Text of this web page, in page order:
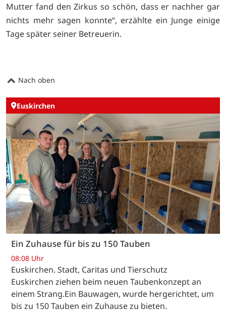
Mutter fand den Zirkus so schön, dass er nachher gar
nichts mehr sagen konnte“, erzählte ein Junge einige
Tage später seiner Betreuerin.
Nach oben
Euskirchen
Ein Zuhause für bis zu 150 Tauben
08:08 Uhr
Euskirchen. Stadt, Caritas und Tierschutz
Euskirchen ziehen beim neuen Taubenkonzept an
einem Strang.Ein Bauwagen, wurde hergerichtet, um
bis zu 150 Tauben ein Zuhause zu bieten.